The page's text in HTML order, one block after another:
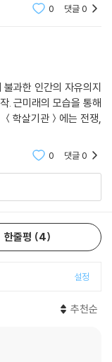
과 생리적 피드백 시스
이를 죽여도 죄책감
학적 처치도 받는다. 감
학살을 지휘하는 지적
볼 수 없는 기이한 전장
는 전두엽 차폐 기술,
, 인공근육으로 만들어
의 신기술들이 등장하
에 대한 1인칭 주인공
로 끌어올린다. 또한 선
둔 박진감 넘치는 전개
0 댓글0
과한 인간의 자유의지
. 근미래의 모습을 통해
학살기관＞에는 전쟁,
0 댓글0
한줄평 4
설정
추천순